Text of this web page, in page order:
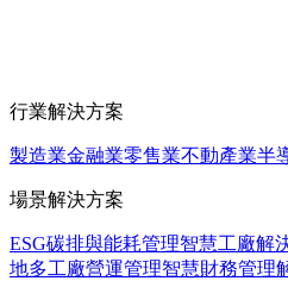
行業解決方案
製造業金融業零售業不動產業半
場景解決方案
ESG碳排與能耗管理智慧工廠解
地多工廠營運管理智慧財務管理